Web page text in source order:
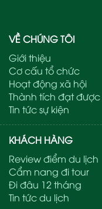
VỀ CHÚNG TÔI
Giới thiệu
Cơ cấu tổ chức
Hoạt động xã hội
Thành tích đạt được
Tin tức sự kiện
KHÁCH HÀNG
Review điểm du lịch
Cẩm nang đi tour
Đi đâu 12 tháng
Tin tức du lịch